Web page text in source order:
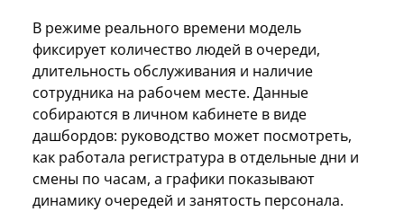
В режиме реального времени модель
фиксирует количество людей в очереди,
длительность обслуживания и наличие
сотрудника на рабочем месте. Данные
собираются в личном кабинете в виде
дашбордов: руководство может посмотреть,
как работала регистратура в отдельные дни и
смены по часам, а графики показывают
динамику очередей и занятость персонала.